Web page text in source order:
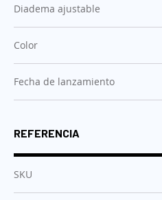
Diadema ajustable
Color
Fecha de lanzamiento
REFERENCIA
SKU